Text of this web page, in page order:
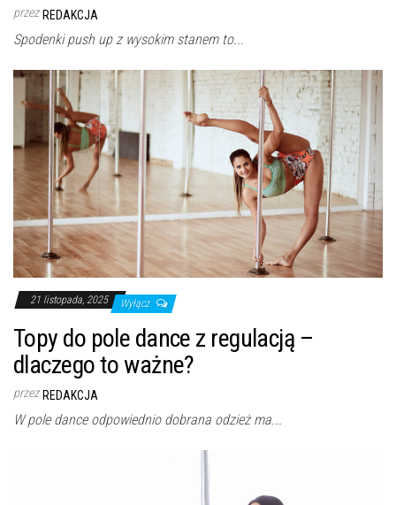
przez REDAKCJA
Spodenki push up z wysokim stanem to...
21 listopada, 2025 Wyłącz
Topy do pole dance z regulacją –
dlaczego to ważne?
przez REDAKCJA
W pole dance odpowiednio dobrana odzież ma...